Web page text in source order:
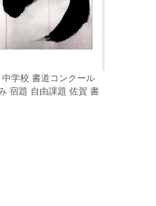
学校 書道コンクール
宿題 自由課題 佐賀 書